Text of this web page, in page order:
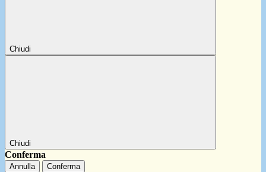
Chiudi
Chiudi
Conferma
Annulla Conferma